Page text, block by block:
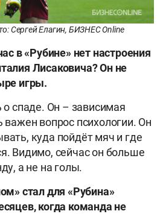
Сергей Елагин, БИЗНЕС Online
в «Рубине» нет настроения
Лисаковича? Он не
игры.
о спаде. Он – зависимая
важен вопрос психологии. Он
куда пойдёт мяч и где
Видимо, сейчас он больше
а не на голы.
стал для «Рубина»
когда команда не